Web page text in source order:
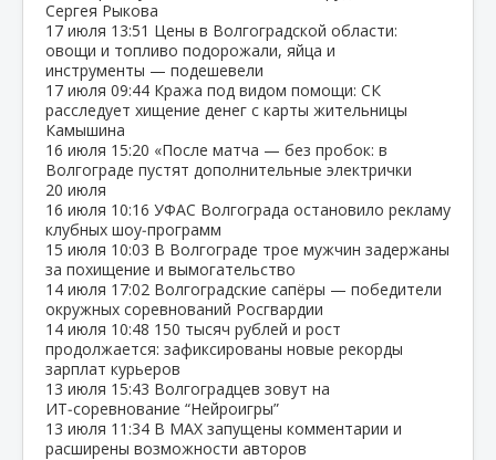
Сергея Рыкова
17 июля 13:51 Цены в Волгоградской области:
овощи и топливо подорожали, яйца и
инструменты — подешевели
17 июля 09:44 Кража под видом помощи: СК
расследует хищение денег с карты жительницы
Камышина
16 июля 15:20 «После матча — без пробок: в
Волгограде пустят дополнительные электрички
20 июля
16 июля 10:16 УФАС Волгограда остановило рекламу
клубных шоу‑программ
15 июля 10:03 В Волгограде трое мужчин задержаны
за похищение и вымогательство
14 июля 17:02 Волгоградские сапёры — победители
окружных соревнований Росгвардии
14 июля 10:48 150 тысяч рублей и рост
продолжается: зафиксированы новые рекорды
зарплат курьеров
13 июля 15:43 Волгоградцев зовут на
ИТ‑соревнование “Нейроигры”
13 июля 11:34 В МАХ запущены комментарии и
расширены возможности авторов